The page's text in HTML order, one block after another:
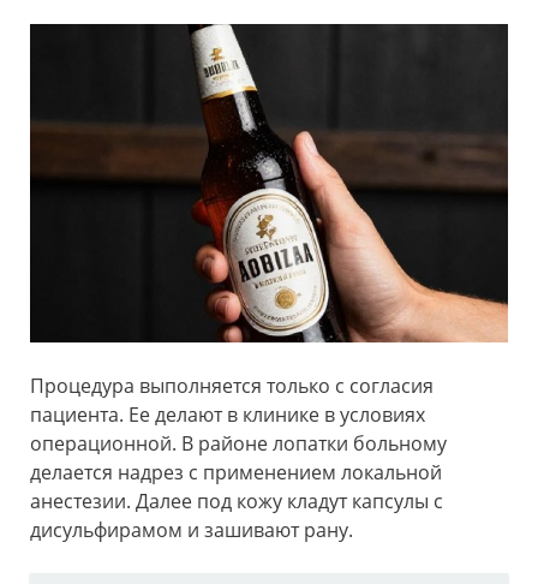
Процедура выполняется только с согласия
пациента. Ее делают в клинике в условиях
операционной. В районе лопатки больному
делается надрез с применением локальной
анестезии. Далее под кожу кладут капсулы с
дисульфирамом и зашивают рану.